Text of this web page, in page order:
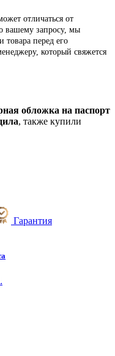
отличаться от
вашему запросу, мы
перед его
который свяжется
обложка на паспорт
, также купили
Гарантия